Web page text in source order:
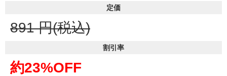
定価
891 円(税込)
割引率
約23%OFF